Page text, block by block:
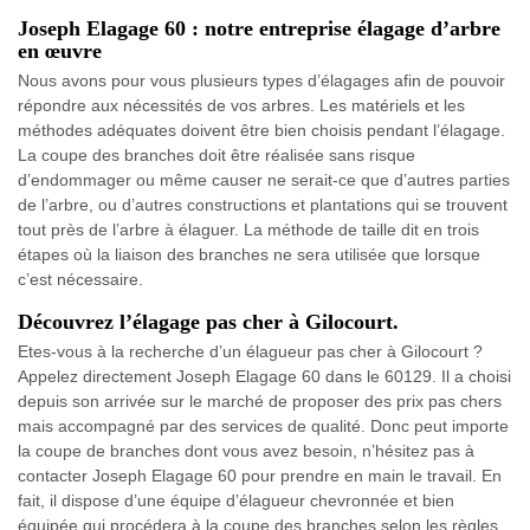
Joseph Elagage 60 : notre entreprise élagage d’arbre
en œuvre
Nous avons pour vous plusieurs types d’élagages afin de pouvoir
répondre aux nécessités de vos arbres. Les matériels et les
méthodes adéquates doivent être bien choisis pendant l’élagage.
La coupe des branches doit être réalisée sans risque
d’endommager ou même causer ne serait-ce que d’autres parties
de l’arbre, ou d’autres constructions et plantations qui se trouvent
tout près de l’arbre à élaguer. La méthode de taille dit en trois
étapes où la liaison des branches ne sera utilisée que lorsque
c’est nécessaire.
Découvrez l’élagage pas cher à Gilocourt.
Etes-vous à la recherche d’un élagueur pas cher à Gilocourt ?
Appelez directement Joseph Elagage 60 dans le 60129. Il a choisi
depuis son arrivée sur le marché de proposer des prix pas chers
mais accompagné par des services de qualité. Donc peut importe
la coupe de branches dont vous avez besoin, n’hésitez pas à
contacter Joseph Elagage 60 pour prendre en main le travail. En
fait, il dispose d’une équipe d’élagueur chevronnée et bien
équipée qui procédera à la coupe des branches selon les règles